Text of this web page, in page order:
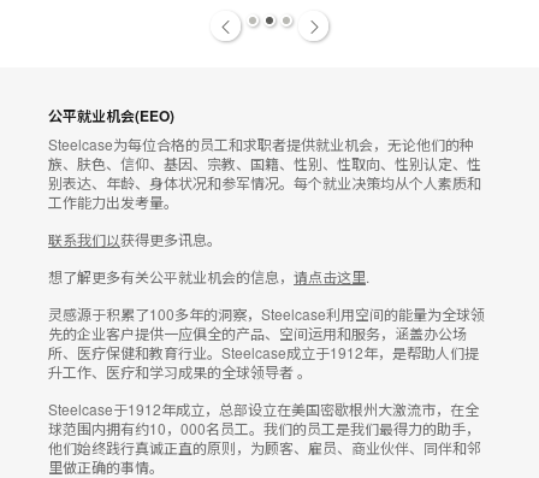
1 2 3
公平就业机会(EEO)
Steelcase为每位合格的员工和求职者提供就业机会，无论他们的种
族、肤色、信仰、基因、宗教、国籍、性别、性取向、性别认定、性
别表达、年龄、身体状况和参军情况。每个就业决策均从个人素质和
工作能力出发考量。
联系我们以获得更多讯息。
想了解更多有关公平就业机会的信息， 请点击这里.
灵感源于积累了100多年的洞察，Steelcase利用空间的能量为全球领
先的企业客户提供一应俱全的产品、空间运用和服务，涵盖办公场
所、医疗保健和教育行业。Steelcase成立于1912年，是帮助人们提
升工作、医疗和学习成果的全球领导者 。
Steelcase于1912年成立，总部设立在美国密歇根州大激流市，在全
球范围内拥有约10，000名员工。我们的员工是我们最得力的助手，
他们始终践行真诚正直的原则，为顾客、雇员、商业伙伴、同伴和邻
里做正确的事情。